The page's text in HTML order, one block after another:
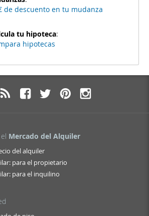
de descuento en tu mudanza
tu hipoteca:
hipotecas
Mercado del Alquiler
del alquiler
para el propietario
para el inquilino